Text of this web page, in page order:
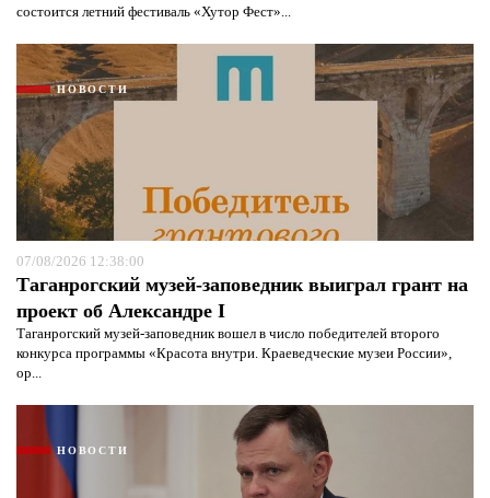
состоится летний фестиваль «Хутор Фест»...
НОВОСТИ
07/08/2026 12:38:00
Таганрогский музей-заповедник выиграл грант на
проект об Александре I
Таганрогский музей-заповедник вошел в число победителей второго
конкурса программы «Красота внутри. Краеведческие музеи России»,
ор...
НОВОСТИ